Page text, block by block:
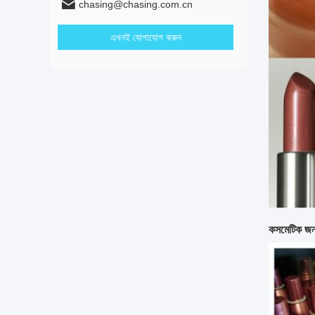
chasing@chasing.com.cn
এখনই যোগাযোগ করুন
কসমেটিক